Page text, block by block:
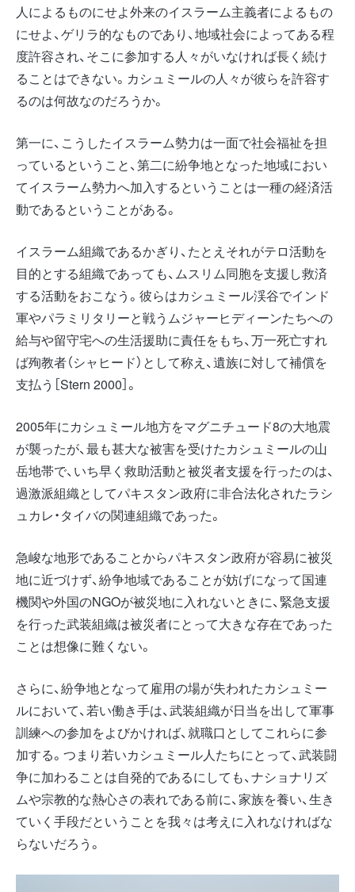
人によるものにせよ外来のイスラーム主義者によるもの
にせよ、ゲリラ的なものであり、地域社会によってある程
度許容され、そこに参加する人々がいなければ長く続け
ることはできない。カシュミールの人々が彼らを許容す
るのは何故なのだろうか。
第一に、こうしたイスラーム勢力は一面で社会福祉を担
っているということ、第二に紛争地となった地域におい
てイスラーム勢力へ加入するということは一種の経済活
動であるということがある。
イスラーム組織であるかぎり、たとえそれがテロ活動を
目的とする組織であっても、ムスリム同胞を支援し救済
する活動をおこなう。彼らはカシュミール渓谷でインド
軍やパラミリタリーと戦うムジャーヒディーンたちへの
給与や留守宅への生活援助に責任をもち、万一死亡すれ
ば殉教者（シャヒード）として称え、遺族に対して補償を
支払う［Stern 2000］。
2005年にカシュミール地方をマグニチュード8の大地震
が襲ったが、最も甚大な被害を受けたカシュミールの山
岳地帯で、いち早く救助活動と被災者支援を行ったのは、
過激派組織としてパキスタン政府に非合法化されたラシ
ュカレ・タイバの関連組織であった。
急峻な地形であることからパキスタン政府が容易に被災
地に近づけず、紛争地域であることが妨げになって国連
機関や外国のNGOが被災地に入れないときに、緊急支援
を行った武装組織は被災者にとって大きな存在であった
ことは想像に難くない。
さらに、紛争地となって雇用の場が失われたカシュミー
ルにおいて、若い働き手は、武装組織が日当を出して軍事
訓練への参加をよびかければ、就職口としてこれらに参
加する。つまり若いカシュミール人たちにとって、武装闘
争に加わることは自発的であるにしても、ナショナリズ
ムや宗教的な熱心さの表れである前に、家族を養い、生き
ていく手段だということを我々は考えに入れなければな
らないだろう。